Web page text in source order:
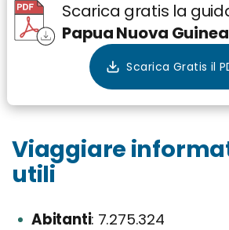
Scarica gratis la
Papua Nuova Guinea
Viaggiare
utili
Abitanti 7.275.324